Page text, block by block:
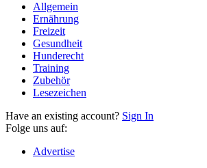
Allgemein
Ernährung
Freizeit
Gesundheit
Hunderecht
Training
Zubehör
Lesezeichen
Have an existing account? Sign In
Folge uns auf:
Advertise